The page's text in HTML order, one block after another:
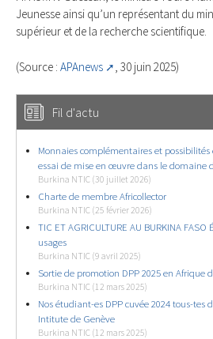
Jeunesse ainsi qu’un représentant du
supérieur et de la recherche scientifique.
(Source : APAnews , 30 juin 2025)
Fil d'actu
Monnaies complémentaires et
essai de mise en œuvre dans le domaine
Burkina NTIC (30 juillet 2026)
Charte de membre Africollector
Burkina NTIC (25 février 2026)
TIC ET AGRICULTURE AU BURKINA
usages
Burkina NTIC (9 avril 2025)
Sortie de promotion DPP 2025 en Afrique
Burkina NTIC (12 mars 2025)
Nos étudiant-es DPP cuvée 2024 tous-
Intitute de Genève
Burkina NTIC (12 mars 2025)